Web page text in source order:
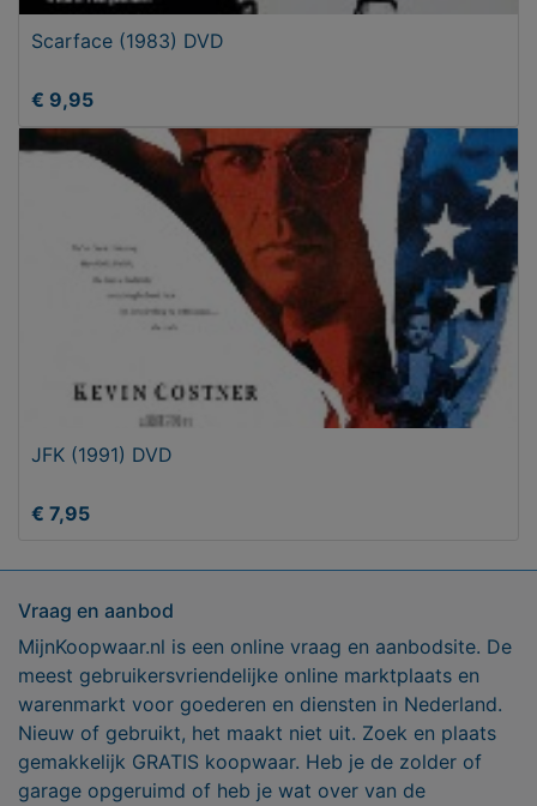
Scarface (1983) DVD
€ 9,95
JFK (1991) DVD
€ 7,95
Vraag en aanbod
MijnKoopwaar.nl is een online vraag en aanbodsite. De
meest gebruikersvriendelijke online marktplaats en
warenmarkt voor goederen en diensten in Nederland.
Nieuw of gebruikt, het maakt niet uit. Zoek en plaats
gemakkelijk GRATIS koopwaar. Heb je de zolder of
garage opgeruimd of heb je wat over van de